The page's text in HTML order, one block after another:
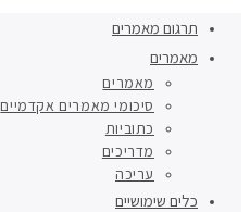
תרגום מאמרים
מאמרים
מאמרים
סיכומי מאמרים אקדמיים
כתוביות
מדריכים
עריכה
כלים שימושיים